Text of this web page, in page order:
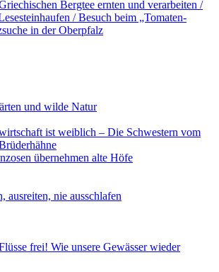
Bergtee ernten und verarbeiten /​
/​ Besuch beim „Tomaten-
in der Oberpfalz
und wilde Natur
ist weiblich – Die Schwestern vom
übernehmen alte Höfe
ausreiten, nie ausschlafen
frei! Wie unsere Gewässer wieder